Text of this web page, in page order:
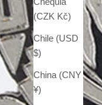
(CZK Kč)
Chile (USD
$)
China (CNY
¥)